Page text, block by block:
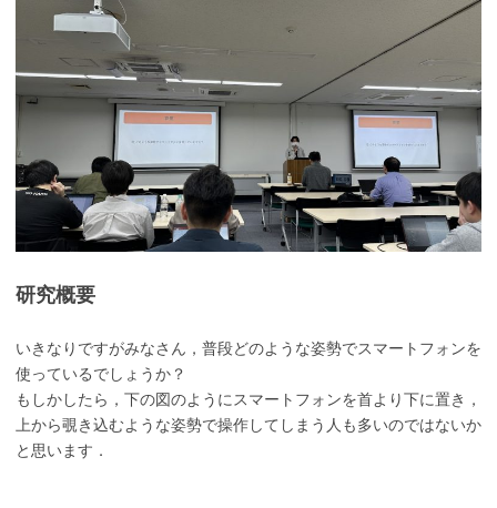
研究概要
いきなりですがみなさん，普段どのような姿勢でスマートフォンを
使っているでしょうか？
もしかしたら，下の図のようにスマートフォンを首より下に置き，
上から覗き込むような姿勢で操作してしまう人も多いのではないか
と思います．